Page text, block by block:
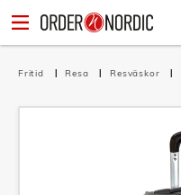
Fritid Resa Resväskor